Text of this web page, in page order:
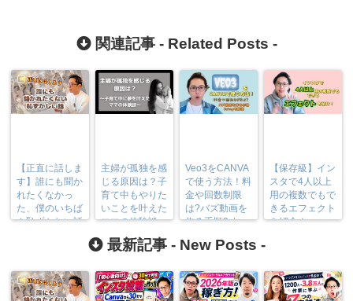
関連記事 - Related Posts -
【正直に話しま
す】誰にも聞か
れたくなかっ
た、僕のいちば
ん恥ずかしい話
主婦が孤独を感
じる原因は？子
育て中もやりた
いことを叶えた
ママの体験談
Veo3をCANVA
で使う方法！料
金や回数制限
は?バズ動画を
作る手順3step
【保存級】イン
スタで4人以上
用の複数でもで
きるエフェクト
を紹介！
最新記事 - New Posts -